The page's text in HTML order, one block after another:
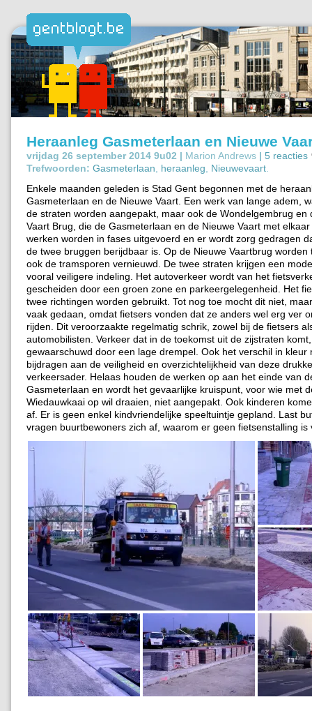
Heraanleg Gasmeterlaan en Nieuwe
vrijdag 26 september 2014 9u02 | Marion Andrews | 5 reacties
Trefwoorden: Gasmeterlaan heraanleg Nieuwevaart
Enkele maanden geleden is Stad Gent begonnen met de
Gasmeterlaan en de Nieuwe Vaart. Een werk van lange adem,
de straten worden aangepakt, maar ook de Wondelgembrug en
Vaart Brug, die de Gasmeterlaan en de Nieuwe Vaart met
werken worden in fases uitgevoerd en er wordt zorg gedragen
de twee bruggen berijdbaar is. Op de Nieuwe Vaartbrug worden
ook de tramsporen vernieuwd. De twee straten krijgen een
vooral veiligere indeling. Het autoverkeer wordt van het
gescheiden door een groen zone en parkeergelegenheid. Het
twee richtingen worden gebruikt. Tot nog toe mocht dit niet,
vaak gedaan, omdat fietsers vonden dat ze anders wel erg ver
rijden. Dit veroorzaakte regelmatig schrik, zowel bij de fietsers
automobilisten. Verkeer dat in de toekomst uit de zijstraten
gewaarschuwd door een lage drempel. Ook het verschil in kleur
bijdragen aan de veiligheid en overzichtelijkheid van deze drukke
verkeersader. Helaas houden de werken op aan het einde van
Gasmeterlaan en wordt het gevaarlijke kruispunt, voor wie met
Wiedauwkaai op wil draaien, niet aangepakt. Ook kinderen
af. Er is geen enkel kindvriendelijke speeltuintje gepland. Last
vragen buurtbewoners zich af, waarom er geen fietsenstalling is